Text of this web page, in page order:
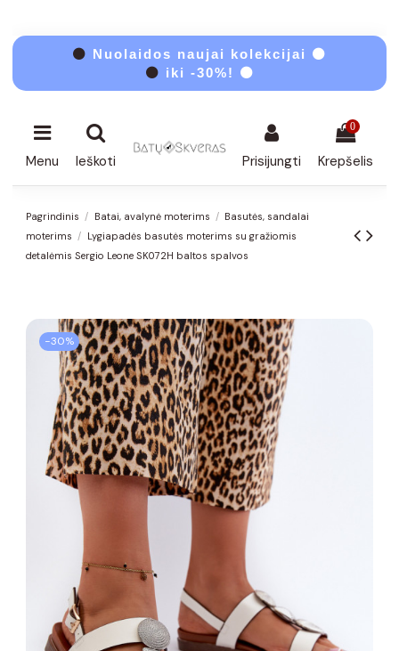
⚫ Nuolaidos naujai kolekcijai ⚫
⚫ iki -30%! ⚫
Menu Ieškoti Prisijungti
0
Krepšelis
Pagrindinis Batai, avalynė moterims
Basutės, sandalai
moterims
Lygiapadės basutės moterims su gražiomis
detalėmis Sergio Leone SK072H baltos spalvos
−30%